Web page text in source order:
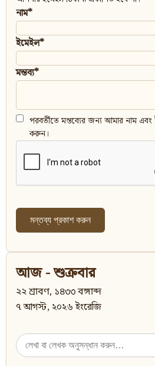
নাম*
ইমেইল*
মন্তব্য*
পরবর্তীতে মন্তব্যের জন্য আমার নাম
করুন।
আজ - শুক্রবার
২২ শ্রাবণ, ১৪৩৩ বঙ্গাব্দ
৭ আগস্ট, ২০২৬ ইংরেজি
Search
for: